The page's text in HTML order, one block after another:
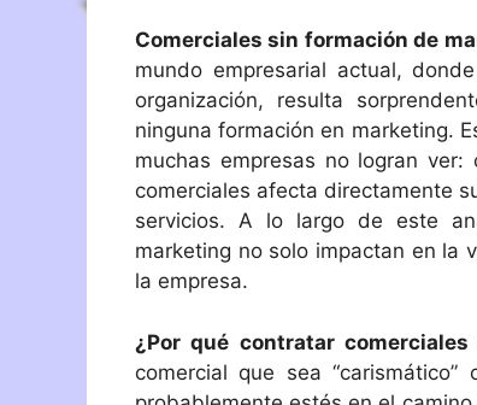
Comerciales sin formación de
mundo empresarial actual,
organización, resulta
ninguna formación en marketing.
muchas empresas no logran
comerciales afecta directamente
servicios. A lo largo de este
marketing no solo impactan en la
la empresa.
¿Por qué contratar
comercial que sea